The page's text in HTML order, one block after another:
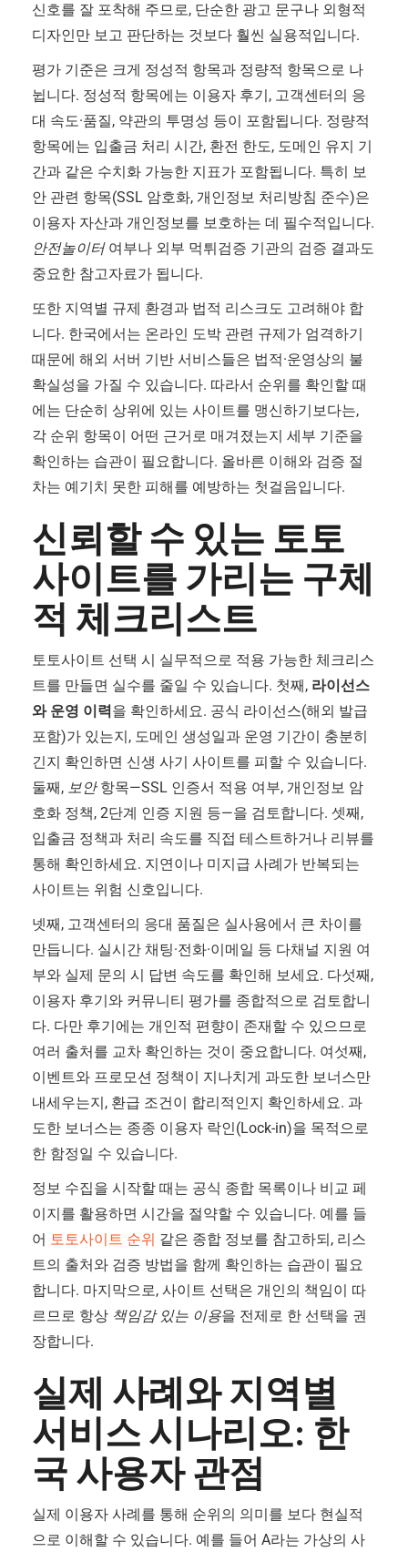
신호를 잘 포착해 주므로, 단순한 광고 문구나 외형적
디자인만 보고 판단하는 것보다 훨씬 실용적입니다.
평가 기준은 크게 정성적 항목과 정량적 항목으로 나
뉩니다. 정성적 항목에는 이용자 후기, 고객센터의 응
대 속도·품질, 약관의 투명성 등이 포함됩니다. 정량적
항목에는 입출금 처리 시간, 환전 한도, 도메인 유지 기
간과 같은 수치화 가능한 지표가 포함됩니다. 특히 보
안 관련 항목(SSL 암호화, 개인정보 처리방침 준수)은
이용자 자산과 개인정보를 보호하는 데 필수적입니다.
안전놀이터여부나 외부 먹튀검증 기관의 검증 결과도
중요한 참고자료가 됩니다.
또한 지역별 규제 환경과 법적 리스크도 고려해야 합
니다. 한국에서는 온라인 도박 관련 규제가 엄격하기
때문에 해외 서버 기반 서비스들은 법적·운영상의 불
확실성을 가질 수 있습니다. 따라서 순위를 확인할 때
에는 단순히 상위에 있는 사이트를 맹신하기보다는,
각 순위 항목이 어떤 근거로 매겨졌는지 세부 기준을
확인하는 습관이 필요합니다. 올바른 이해와 검증 절
차는 예기치 못한 피해를 예방하는 첫걸음입니다.
신뢰할 수 있는 토토
사이트를 가리는 구체
적 체크리스트
토토사이트 선택 시 실무적으로 적용 가능한 체크리스
트를 만들면 실수를 줄일 수 있습니다. 첫째, 라이선스
와 운영 이력을 확인하세요. 공식 라이선스(해외 발급
포함)가 있는지, 도메인 생성일과 운영 기간이 충분히
긴지 확인하면 신생 사기 사이트를 피할 수 있습니다.
둘째, 보안항목—SSL 인증서 적용 여부, 개인정보 암
호화 정책, 2단계 인증 지원 등—을 검토합니다. 셋째,
입출금 정책과 처리 속도를 직접 테스트하거나 리뷰를
통해 확인하세요. 지연이나 미지급 사례가 반복되는
사이트는 위험 신호입니다.
넷째, 고객센터의 응대 품질은 실사용에서 큰 차이를
만듭니다. 실시간 채팅·전화·이메일 등 다채널 지원 여
부와 실제 문의 시 답변 속도를 확인해 보세요. 다섯째,
이용자 후기와 커뮤니티 평가를 종합적으로 검토합니
다. 다만 후기에는 개인적 편향이 존재할 수 있으므로
여러 출처를 교차 확인하는 것이 중요합니다. 여섯째,
이벤트와 프로모션 정책이 지나치게 과도한 보너스만
내세우는지, 환급 조건이 합리적인지 확인하세요. 과
도한 보너스는 종종 이용자 락인(Lock-in)을 목적으로
한 함정일 수 있습니다.
정보 수집을 시작할 때는 공식 종합 목록이나 비교 페
이지를 활용하면 시간을 절약할 수 있습니다. 예를 들
어 토토사이트 순위 같은 종합 정보를 참고하되, 리스
트의 출처와 검증 방법을 함께 확인하는 습관이 필요
합니다. 마지막으로, 사이트 선택은 개인의 책임이 따
르므로 항상 책임감 있는 이용을 전제로 한 선택을 권
장합니다.
실제 사례와 지역별
서비스 시나리오: 한
국 사용자 관점
실제 이용자 사례를 통해 순위의 의미를 보다 현실적
으로 이해할 수 있습니다. 예를 들어 A라는 가상의 사